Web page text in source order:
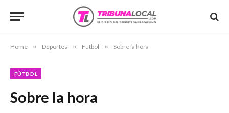
Home » Deportes » Fútbol » Sobre la hora
FÚTBOL
Sobre la hora